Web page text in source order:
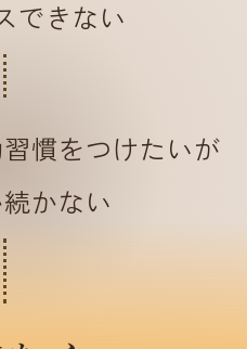
できない
慣をつけたいが
かない